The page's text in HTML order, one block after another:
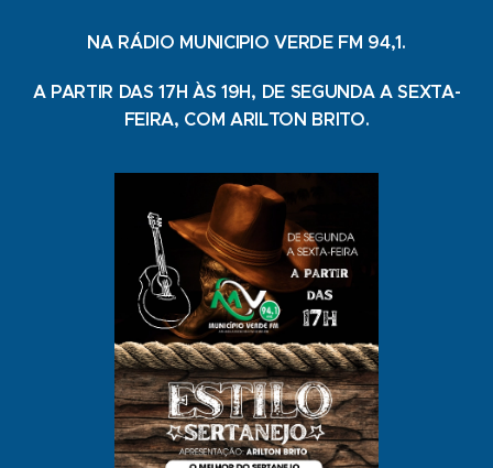
NA RÁDIO MUNICIPIO VERDE FM 94,1.
A PARTIR DAS 17H ÀS 19H, DE SEGUNDA A SEXTA-
FEIRA, COM ARILTON BRITO.